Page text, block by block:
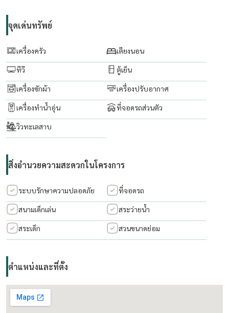
⸻
Estate & Location:
• Gated community with only 38 units
• Pool, gym, co-working space, kids’ playground
• Next to Muang Kaew Golf Course
• 5 min to Mega Bangna, IKEA, expressway
• Near top int’l schools (Concordian, Berkeley)
• 20 min to Suvarnabhumi Airport
⸻
Rent: ฿95,000 month
Available: Now | Lease: 12+ months
For inquiries or viewing appointments, please contact us.
.................................
Rapeephan :
WeChat : condo56
จุดเด่นทรัพย์
เครื่องครัว เตียงนอน
ทีวี ตู้เย็น
เครื่องซักผ้า เครื่องปรับอากาศ
เครื่องทำน้ำอุ่น ที่จอดรถส่วนตัว
วิวทะเลสาบ
สิ่งอำนวยความสะดวกในโครงการ
ระบบรักษาความปลอดภัย ที่จอดรถ
สนามเด็กเล่น สระว่ายน้ำ
สระเด็ก สวนขนาดย่อม
ตำแหน่งและที่ตั้ง